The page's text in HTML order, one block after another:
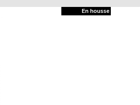
En housse